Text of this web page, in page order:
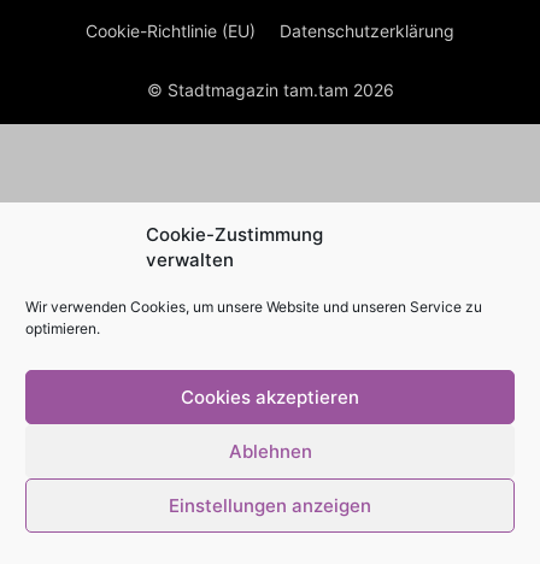
Cookie-Zustimmung
verwalten
Wir verwenden Cookies, um unsere Website und unseren Service zu
optimieren.
Cookies akzeptieren
Ablehnen
Einstellungen anzeigen
Cookie-Richtlinie (EU) Datenschutzerklärung
© Stadtmagazin tam.tam 2026